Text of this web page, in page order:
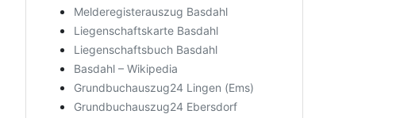
Melderegisterauszug Basdahl
Liegenschaftskarte Basdahl
Liegenschaftsbuch Basdahl
Basdahl – Wikipedia
Grundbuchauszug24 Lingen (Ems)
Grundbuchauszug24 Ebersdorf